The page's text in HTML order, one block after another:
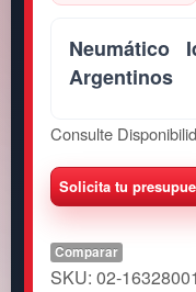
Neumático
Argentinos
Consulte
Comparar
SKU: 02-16328001